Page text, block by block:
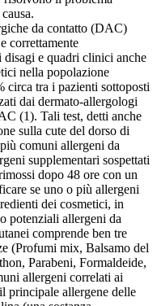
da contatto (DAC)
correttamente
disagi e quadri clinici anche
nella popolazione
circa tra i pazienti sottoposti
dai dermato-allergologi
(1). Tali test, detti anche
sulla cute del dorso di
comuni allergeni da
supplementari sospettati
dopo 48 ore con un
se uno o più allergeni
dei cosmetici, in
potenziali allergeni da
comprende ben tre
(Profumi mix, Balsamo del
Parabeni, Formaldeide,
allergeni correlati ai
principale allergene delle